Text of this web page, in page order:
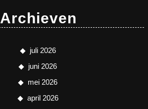
Archieven
juli 2026
juni 2026
mei 2026
april 2026